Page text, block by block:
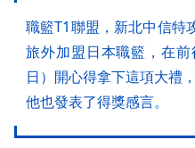
職籃T1聯盟，新北中信特
旅外加盟日本職籃，在
日）開心得拿下這項大禮
他也發表了得獎感言。